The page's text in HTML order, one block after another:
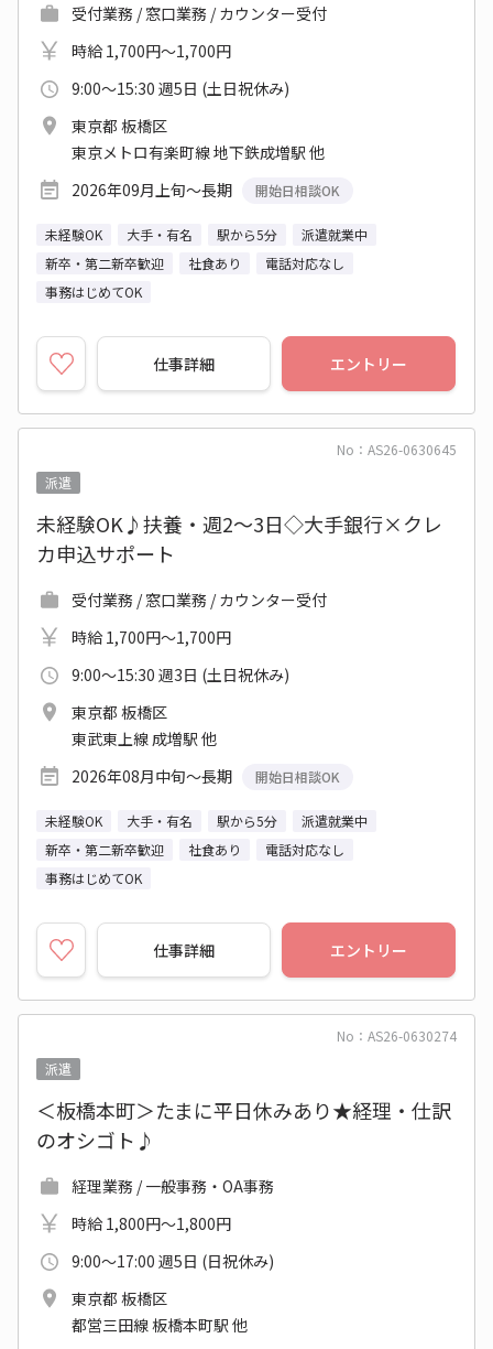
受付業務 / 窓口業務 / カウンター受付
時給 1,700円～1,700円
9:00～15:30 週5日 (土日祝休み)
東京都 板橋区
東京メトロ有楽町線 地下鉄成増駅 他
2026年09月上旬～長期
開始日相談OK
未経験OK 大手・有名 駅から5分
派遣就業中
新卒・第二新卒歓迎
社食あり
電話対応なし
事務はじめてOK
仕事詳細 エントリー
No：AS26-0630645
派遣
未経験OK♪扶養・週2～3日◇大手銀行×クレ
カ申込サポート
受付業務 / 窓口業務 / カウンター受付
時給 1,700円～1,700円
9:00～15:30 週3日 (土日祝休み)
東京都 板橋区
東武東上線 成増駅 他
2026年08月中旬～長期
開始日相談OK
未経験OK 大手・有名 駅から5分
派遣就業中
新卒・第二新卒歓迎
社食あり
電話対応なし
事務はじめてOK
仕事詳細 エントリー
No：AS26-0630274
派遣
＜板橋本町＞たまに平日休みあり★経理・仕訳
のオシゴト♪
経理業務 / 一般事務・OA事務
時給 1,800円～1,800円
9:00～17:00 週5日 (日祝休み)
東京都 板橋区
都営三田線 板橋本町駅 他